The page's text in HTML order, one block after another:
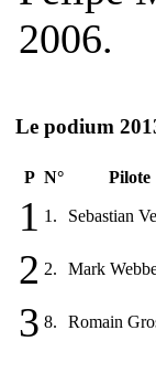
2006.
Le podium
P N° Pilote
1 1. Sebastian
2 2. Mark
3 8. Romain